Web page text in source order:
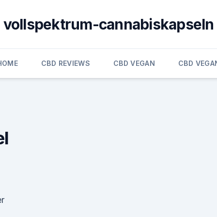
vollspektrum-cannabiskapseln
CBD REVIEWS CBD VEGAN CBD